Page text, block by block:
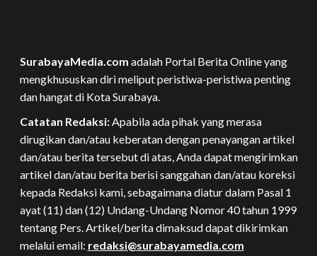
SurabayaMedia.com adalah Portal Berita Online yang
mengkhususkan diri meliput peristiwa-peristiwa penting
dan hangat di Kota Surabaya.
Catatan Redaksi:Apabila ada pihak yang merasa
dirugikan dan/atau keberatan dengan penayangan artikel
dan/atau berita tersebut di atas, Anda dapat mengirimkan
artikel dan/atau berita berisi sanggahan dan/atau koreksi
kepada Redaksi kami, sebagaimana diatur dalam Pasal 1
ayat (11) dan (12) Undang-Undang Nomor 40 tahun 1999
tentang Pers. Artikel/berita dimaksud dapat dikirimkan
melalui email: redaksi@surabayamedia.com